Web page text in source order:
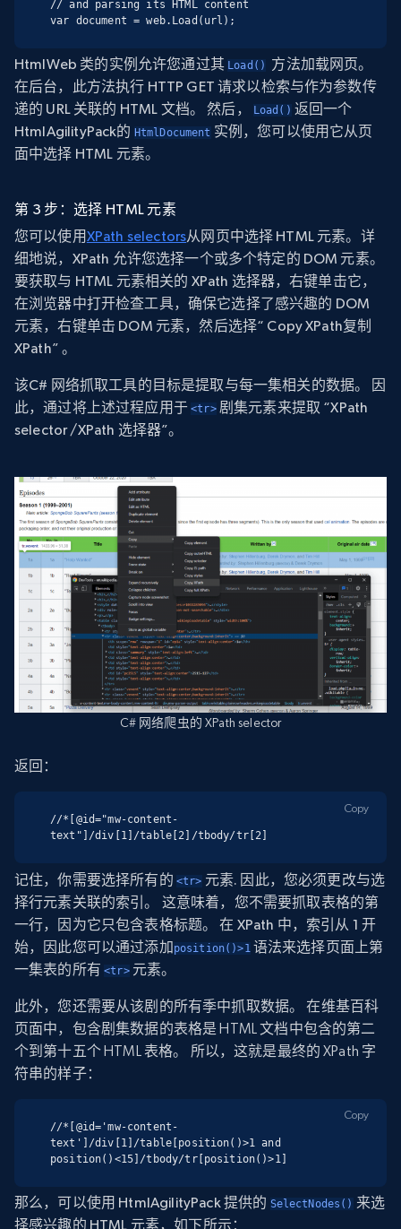
// and parsing its HTML content
var document = web.Load(url);
HtmlWeb 类的实例允许您通过其 Load()
方法加载网页。
在后台，此方法执行 HTTP GET 请求以检索与作为参数传
递的 URL 关联的 HTML 文档。 然后，
Load() 返回一个
HtmlAgilityPack的 HtmlDocument 实例，您可以使用它从页
面中选择 HTML 元素。
第 3 步：选择 HTML 元素
您可以使用XPath selectors从网页中选择 HTML 元素。详
细地说，XPath 允许您选择一个或多个特定的 DOM 元素。
要获取与 HTML 元素相关的 XPath 选择器，右键单击它，
在浏览器中打开检查工具，确保它选择了感兴趣的 DOM
元素，右键单击 DOM 元素，然后选择“ Copy XPath复制
XPath” 。
该C# 网络抓取工具的目标是提取与每一集相关的数据。 因
此，通过将上述过程应用于 <tr> 剧集元素来提取 “XPath
selector /XPath 选择器”。
C# 网络爬虫的 XPath selector
返回：
//*[@id="mw-content-
text"]/div[1]/table[2]/tbody/tr[2]
Copy
记住，你需要选择所有的 <tr> 元素. 因此，您必须更改与选
择行元素关联的索引。 这意味着，您不需要抓取表格的第
一行，因为它只包含表格标题。 在 XPath 中，索引从 1 开
始，因此您可以通过添加position()>1 语法来选择页面上第
一集表的所有 <tr> 元素。
此外，您还需要从该剧的所有季中抓取数据。 在维基百科
页面中，包含剧集数据的表格是 HTML 文档中包含的第二
个到第十五个 HTML 表格。 所以，这就是最终的 XPath 字
符串的样子：
//*[@id='mw-content-
text']/div[1]/table[position()>1 and
position()<15]/tbody/tr[position()>1]
Copy
那么，可以使用 HtmlAgilityPack 提供的 SelectNodes() 来选
择感兴趣的 HTML 元素，如下所示：